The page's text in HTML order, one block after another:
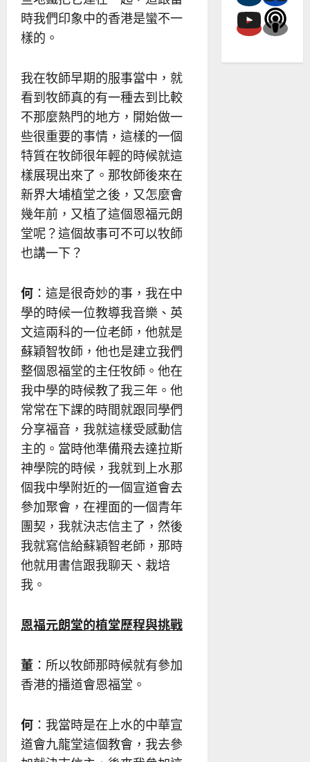
時我們印象中的香港是蠻不一
樣的。
我在牧師早期的服事當中，就
看到牧師真的有一種去到比較
不那麼熱門的地方，開始做一
些很重要的事情，這樣的一個
特質在牧師很年輕的時候就這
樣展現出來了。那牧師後來在
新界大埔植堂之後，又怎麼會
幾年前，又植了這個恩福元朗
堂呢？這個故事可不可以牧師
也講一下？
何 ：這是很奇妙的事，我在中
學的時候一位教導我音樂、英
文這兩科的一位老師，他就是
蘇穎智牧師，他也是建立我們
整個恩福堂的主任牧師。他在
我中學的時候教了我三年。他
常常在下課的時間就跟同學們
分享福音，我就這樣受感動信
主的。當時他準備飛去達拉斯
神學院的時候，我就到上水那
個我中學附近的一個宣道會去
參加聚會，在裡面的一個青年
團契，我就決志信主了，然後
我就寫信給蘇穎智老師，那時
他就用書信跟我聊天、栽培
我。
恩福元朗堂的植堂歷程與挑戰
董 ：所以牧師那時候就有參加
香港的播道會恩福堂。
何 ：我當時是在上水的中華宣
道會九龍堂這個教會，我去參